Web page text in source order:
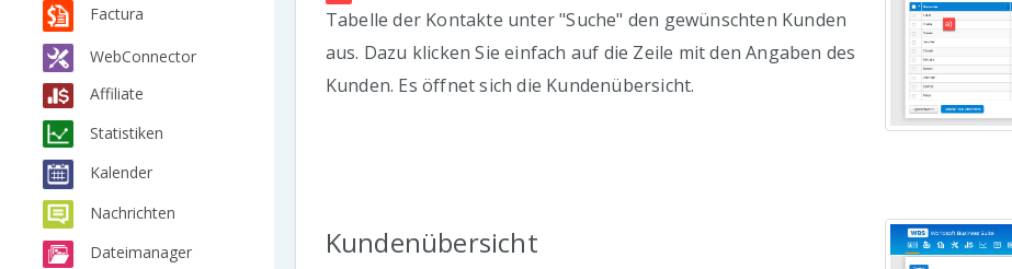
Factura
WebConnector
Affiliate
Statistiken
Kalender
Nachrichten
Dateimanager
Tabelle der Kontakte unter "Suche" den gewünschten Kunden
aus. Dazu klicken Sie einfach auf die Zeile mit den Angaben des
Kunden. Es öffnet sich die Kundenübersicht.
Kundenübersicht